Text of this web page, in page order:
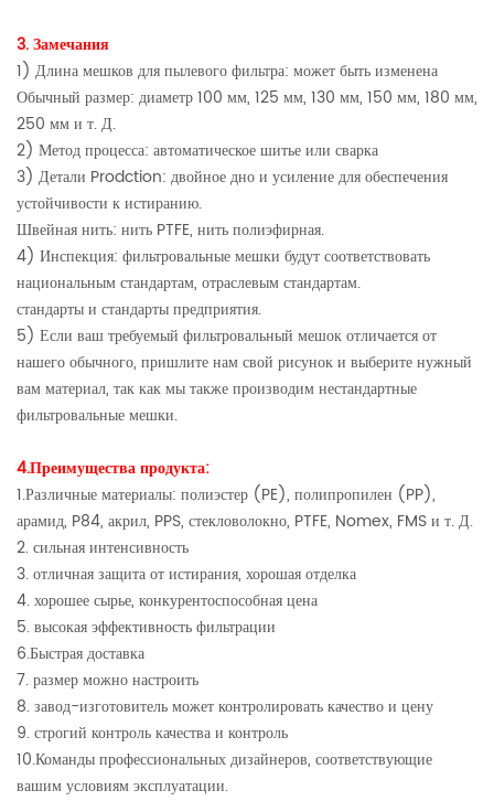
3. Замечания
1) Длина мешков для пылевого фильтра: может быть изменена
Обычный размер: диаметр 100 мм, 125 мм, 130 мм, 150 мм, 180 мм,
250 мм и т. Д.
2) Метод процесса: автоматическое шитье или сварка
3) Детали Prodction: двойное дно и усиление для обеспечения
устойчивости к истиранию.
Швейная нить: нить PTFE, нить полиэфирная.
4) Инспекция: фильтровальные мешки будут соответствовать
национальным стандартам, отраслевым стандартам.
стандарты и стандарты предприятия.
5) Если ваш требуемый фильтровальный мешок отличается от
нашего обычного, пришлите нам свой рисунок и выберите нужный
вам материал, так как мы также производим нестандартные
фильтровальные мешки.
4.Преимущества продукта:
1.Различные материалы: полиэстер (PE), полипропилен (PP),
арамид, P84, акрил, PPS, стекловолокно, PTFE, Nomex, FMS и т. Д.
2. сильная интенсивность
3. отличная защита от истирания, хорошая отделка
4. хорошее сырье, конкурентоспособная цена
5. высокая эффективность фильтрации
6.Быстрая доставка
7. размер можно настроить
8. завод-изготовитель может контролировать качество и цену
9. строгий контроль качества и контроль
10.Команды профессиональных дизайнеров, соответствующие
вашим условиям эксплуатации.